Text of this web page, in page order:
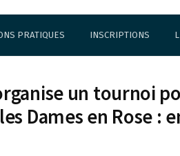
PRATIQUES INSCRIPTIONS
un tournoi
Dames en Rose :